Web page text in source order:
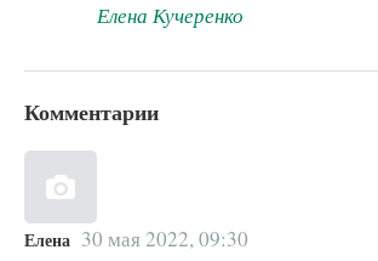
Елена Кучеренко
Комментарии
Елена 30 мая 2022, 09:30